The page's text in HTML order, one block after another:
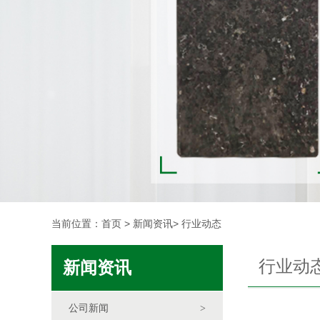
当前位置： 首页 > 新闻资讯> 行业动态
新闻资讯
公司新闻 >
行业动